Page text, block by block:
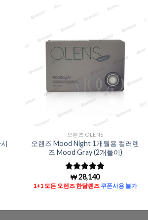
Add to
Wishlist
오렌즈 OLENS
오렌즈 Mood Night 1개월용 컬러렌
즈 Mood Gray (2개들이)
5 중에서
로 평가됨
₩28,140
1+1 모든 오렌즈 한달렌즈 쿠폰사용 불가